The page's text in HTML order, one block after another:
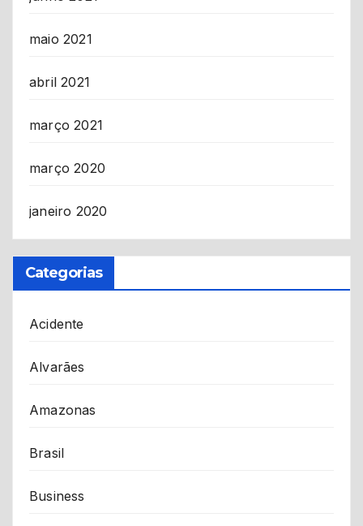
maio 2021
abril 2021
março 2021
março 2020
janeiro 2020
Categorias
Acidente
Alvarães
Amazonas
Brasil
Business